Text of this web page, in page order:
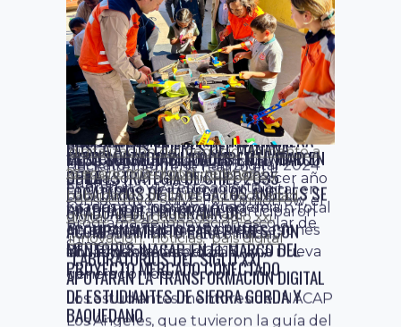
29 octubre, 2024 competencias y
habilidades digitales,educación
noticias
PAÍS DIGITAL CONTINÚA IMPULSANDO EL
DESARROLLO DE CAPITAL HUMANO
ESPECIALIZADO Y LA COMPETITIVIDAD EN
CHILE
Gracias a la iniciativa Academia
Programa Tus Ideas, que se
implementa desde 2015, una nueva
generación de...